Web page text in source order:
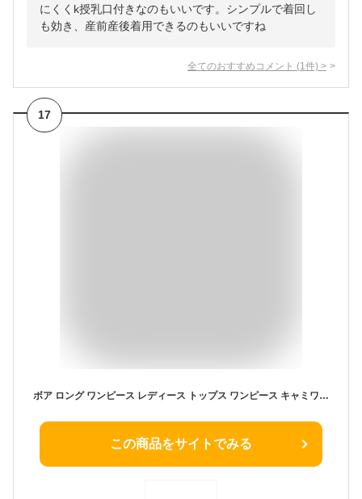
にくくk授乳口付きなのもいいです。シンプルで着回し
も効き、産前産後着用できるのもいいですね
全てのおすすめコメント (1 件) >
17
ボア ロング ワンピース レディース トップス ワンピース キャミワンピース ジャンパースカート ボアコート オーバーサイズ 体型カバー ゆったり 楽ちん Vネック ポケット スリット シープ ウール 起毛 きれいめ カジュアル 秋服 冬服 あったか 暖か 防寒 M L 秋冬 春 秋 冬
この商品をサイトでみる